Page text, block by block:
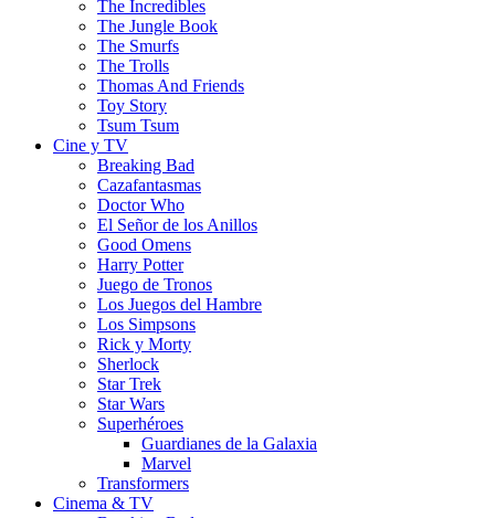
The Incredibles
The Jungle Book
The Smurfs
The Trolls
Thomas And Friends
Toy Story
Tsum Tsum
Cine y TV
Breaking Bad
Cazafantasmas
Doctor Who
El Señor de los Anillos
Good Omens
Harry Potter
Juego de Tronos
Los Juegos del Hambre
Los Simpsons
Rick y Morty
Sherlock
Star Trek
Star Wars
Superhéroes
Guardianes de la Galaxia
Marvel
Transformers
Cinema & TV